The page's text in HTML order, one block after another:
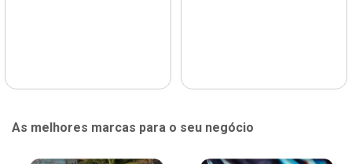
As melhores marcas para o seu negócio